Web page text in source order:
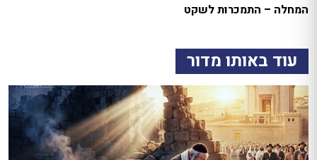
המחלה – התמכרות לשקט
עוד באותו מדור